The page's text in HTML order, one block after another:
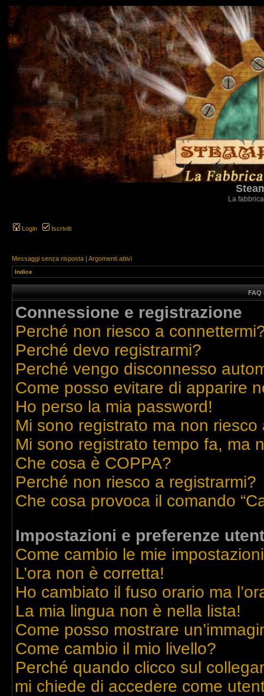
La
Login Iscriviti
Messaggi senza risposta | Argomenti attivi
Indice
FAQ
Connessione e registrazione
Perché non riesco a
Perché devo registrarmi?
Perché vengo disconnesso
Come posso evitare di apparire
Ho perso la mia password!
Mi sono registrato ma non riesco
Mi sono registrato tempo fa, ma
Che cosa è COPPA?
Perché non riesco a registrarmi?
Che cosa provoca il comando
Impostazioni e preferenze
Come cambio le mie
L’ora non è corretta!
Ho cambiato il fuso orario ma
La mia lingua non è nella lista!
Come posso mostrare
Come cambio il mio livello?
Perché quando clicco sul
mi chiede di accedere come